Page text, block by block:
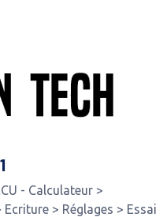
- Calculateur >
> Réglages > Essai